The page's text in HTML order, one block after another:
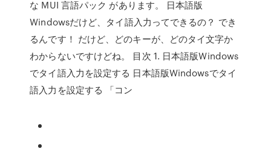
な MUI 言語パック があります。 日本語版
Windowsだけど、タイ語入力ってできるの？ でき
るんです！ だけど、どのキーが、どのタイ文字か
わからないですけどね。 目次 1. 日本語版Windows
でタイ語入力を設定する 日本語版Windowsでタイ
語入力を設定する 「コン